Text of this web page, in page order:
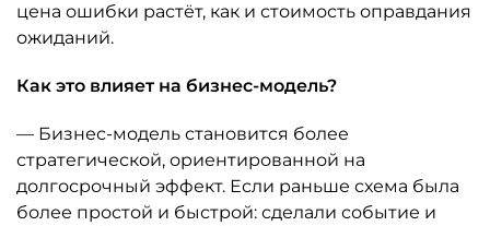
цена ошибки растёт, как и стоимость оправдания
ожиданий.
Как это влияет на бизнес-модель?
— Бизнес-модель становится более
стратегической, ориентированной на
долгосрочный эффект. Если раньше схема была
более простой и быстрой: сделали событие и